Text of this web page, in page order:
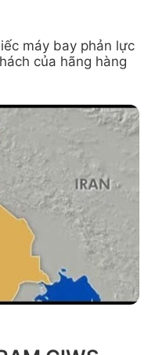
máy bay phản lực
của hãng hàng